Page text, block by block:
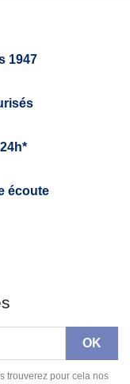
1947
écoute
trouverez pour cela nos